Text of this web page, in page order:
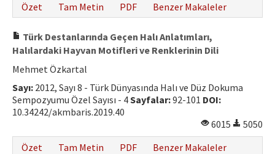
Özet
Tam Metin PDF Benzer Makaleler
Türk Destanlarında Geçen Halı Anlatımları,
Halılardaki Hayvan Motifleri ve Renklerinin Dili
Mehmet Özkartal
Sayı: 2012, Sayı 8 - Türk Dünyasında Halı ve Düz Dokuma
Sempozyumu Özel Sayısı - 4Sayfalar:92-101 DOI:
10.34242/akmbaris.2019.40
6015
5050
Özet
Tam Metin PDF Benzer Makaleler